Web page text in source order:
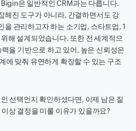
은 일반적인 CRM과는 다릅니다.
해진 도구가 아니라, 간결하면서도 강
을 관리하고자 하는 소기업, 스타트업, 1
해 설계되었습니다. 또한 전 세계적으
을 기반으로 하고 있어, 높은 신뢰성은
에 맞춰 유연하게 확장할 수 있는 구조
선택인지 확인하셨다면, 이제 남은 질
상 결정을 미룰 이유가 있을까요?